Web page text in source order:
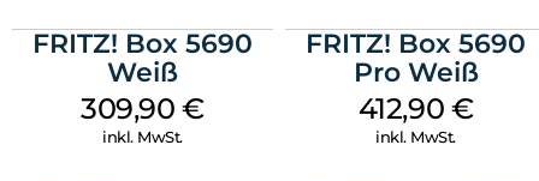
finden
FRITZ! Box 5690
Weiß
309,90€
inkl. MwSt.
FRITZ! Box 5690
Pro Weiß
412,90 €
inkl. MwSt.